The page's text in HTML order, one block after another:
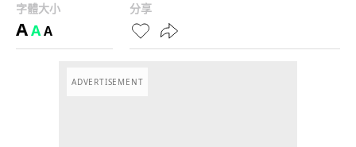
字體大小
AAA
分享
ADVERTISEMENT